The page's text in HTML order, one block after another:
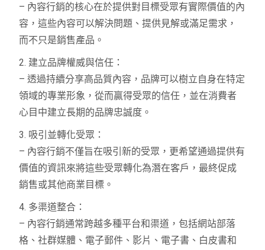
– 內容行銷的核心在於提供對目標受眾有實際價值的內
容，這些內容可以解決問題、提供見解或滿足需求，
而不只是銷售產品。
2. 建立品牌權威與信任：
– 透過持續分享高品質內容，品牌可以樹立自身在特定
領域的專業形象，從而贏得受眾的信任，並在消費者
心目中建立長期的品牌忠誠度。
3. 吸引並轉化受眾：
– 內容行銷不僅旨在吸引新的受眾，更希望通過提供有
價值的資訊來將這些受眾轉化為潛在客戶，最終促成
銷售或其他商業目標。
4. 多渠道整合：
– 內容行銷通常跨越多種平台和渠道，包括網站部落
格、社群媒體、電子郵件、影片、電子書、白皮書和